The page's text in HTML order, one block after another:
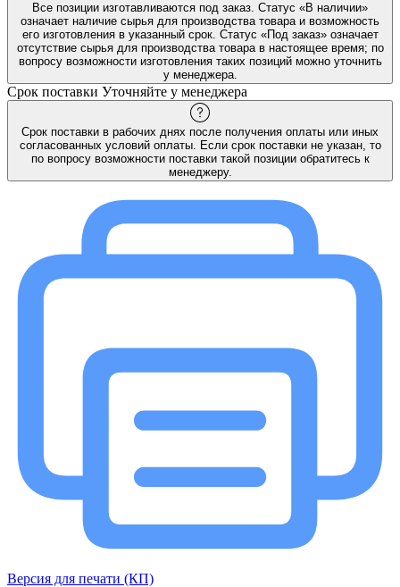
Все позиции изготавливаются под заказ. Статус «В наличии»
означает наличие сырья для производства товара и возможность
его изготовления в указанный срок. Статус «Под заказ» означает
отсутствие сырья для производства товара в настоящее время; по
вопросу возможности изготовления таких позиций можно уточнить
у менеджера.
Срок поставки Уточняйте у менеджера
Срок поставки в рабочих днях после получения оплаты или иных
согласованных условий оплаты. Если срок поставки не указан, то
по вопросу возможности поставки такой позиции обратитесь к
менеджеру.
Версия для печати (КП)